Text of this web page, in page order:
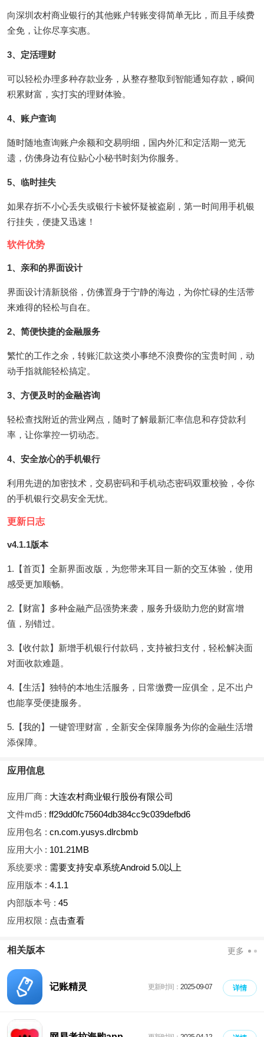
向深圳农村商业银行的其他账户转账变得简单无比，而且手续费
全免，让你尽享实惠。
3、定活理财
可以轻松办理多种存款业务，从整存整取到智能通知存款，瞬间
积累财富，实打实的理财体验。
4、账户查询
随时随地查询账户余额和交易明细，国内外汇和定活期一览无
遗，仿佛身边有位贴心小秘书时刻为你服务。
5、临时挂失
如果存折不小心丢失或银行卡被怀疑被盗刷，第一时间用手机银
行挂失，便捷又迅速！
软件优势
1、亲和的界面设计
界面设计清新脱俗，仿佛置身于宁静的海边，为你忙碌的生活带
来难得的轻松与自在。
2、简便快捷的金融服务
繁忙的工作之余，转账汇款这类小事绝不浪费你的宝贵时间，动
动手指就能轻松搞定。
3、方便及时的金融咨询
轻松查找附近的营业网点，随时了解最新汇率信息和存贷款利
率，让你掌控一切动态。
4、安全放心的手机银行
利用先进的加密技术，交易密码和手机动态密码双重校验，令你
的手机银行交易安全无忧。
更新日志
v4.1.1版本
1.【首页】全新界面改版，为您带来耳目一新的交互体验，使用
感受更加顺畅。
2.【财富】多种金融产品强势来袭，服务升级助力您的财富增
值，别错过。
3.【收付款】新增手机银行付款码，支持被扫支付，轻松解决面
对面收款难题。
4.【生活】独特的本地生活服务，日常缴费一应俱全，足不出户
也能享受便捷服务。
5.【我的】一键管理财富，全新安全保障服务为你的金融生活增
添保障。
应用信息
应用厂商 : 大连农村商业银行股份有限公司
文件md5 : ff29dd0fc75604db384cc9c039defbd6
应用包名 : cn.com.yusys.dlrcbmb
应用大小 : 101.21MB
系统要求 : 需要支持安卓系统Android 5.0以上
应用版本 : 4.1.1
内部版本号 : 45
应用权限 : 点击查看
相关版本 更多
记账精灵 更新时间： 2025-09-07 详情